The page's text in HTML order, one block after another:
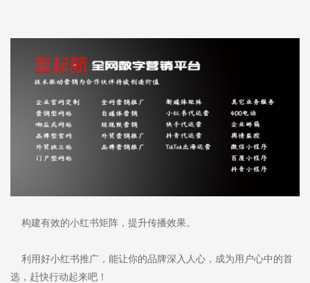
构建有效的小红书矩阵，提升传播效果。
利用好小红书推广，能让你的品牌深入人心，成为用户心中的首
选，赶快行动起来吧！